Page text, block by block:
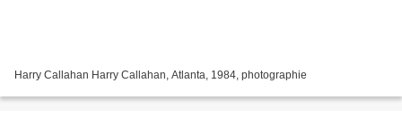
Harry Callahan Harry Callahan, Atlanta, 1984, photographie